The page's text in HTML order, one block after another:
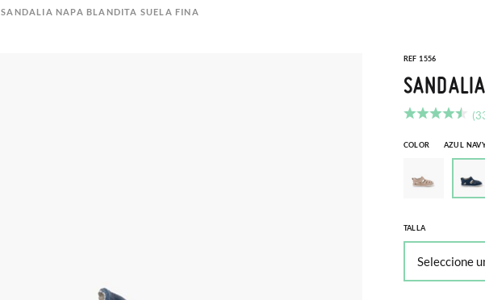
SANDALIA NAPA BLANDITA SUELA FINA
REF 1556
COLOR AZUL
TALLA